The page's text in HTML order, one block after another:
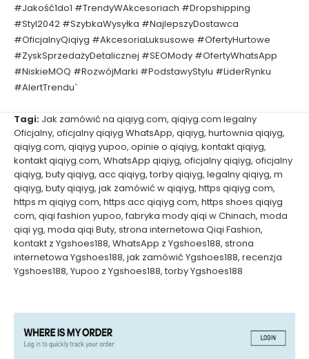
#Jakość1do1 #TrendyWAkcesoriach #Dropshipping
#Styl2042 #SzybkaWysyłka #NajlepszyDostawca
#OficjalnyQiqiyg #AkcesoriaLuksusowe #OfertyHurtowe
#ZyskSprzedażyDetalicznej #SEOMody #OfertyWhatsApp
#NiskieMOQ #RozwójMarki #PodstawyStylu #LiderRynku
#AlertTrendu`
Tagi: Jak zamówić na qiqiyg.com, qiqiyg.com legalny
Oficjalny, oficjalny qiqiyg WhatsApp, qiqiyg, hurtownia qiqiyg,
qiqiyg.com, qiqiyg yupoo, opinie o qiqiyg, kontakt qiqiyg,
kontakt qiqiyg.com, WhatsApp qiqiyg, oficjalny qiqiyg, oficjalny
qiqiyg, buty qiqiyg, acc qiqiyg, torby qiqiyg, legalny qiqiyg, m
qiqiyg, buty qiqiyg, jak zamówić w qiqiyg, https qiqiyg com,
https m qiqiyg com, https acc qiqiyg com, https shoes qiqiyg
com, qiqi fashion yupoo, fabryka mody qiqi w Chinach, moda
qiqi yg, moda qiqi Buty, strona internetowa Qiqi Fashion,
kontakt z Ygshoes188, WhatsApp z Ygshoes188, strona
internetowa Ygshoes188, jak zamówić Ygshoes188, recenzja
Ygshoes188, Yupoo z Ygshoes188, torby Ygshoes188